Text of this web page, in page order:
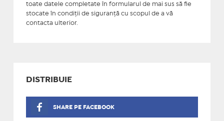
toate datele completate în formularul de mai sus să fie
stocate în condiţii de siguranţă cu scopul de a vă
contacta ulterior.
DISTRIBUIE
SHARE PE FACEBOOK